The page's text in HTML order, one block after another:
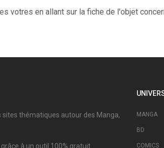
votres en allant sur la fiche de l'objet
sites thématiques autour des Manga,
à un outil 100% gratuit.
MANGA
BD
COMICS